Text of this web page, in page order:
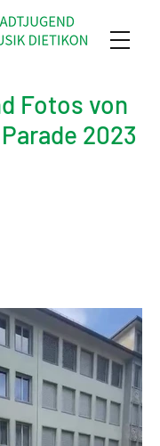
Fotos von
2023